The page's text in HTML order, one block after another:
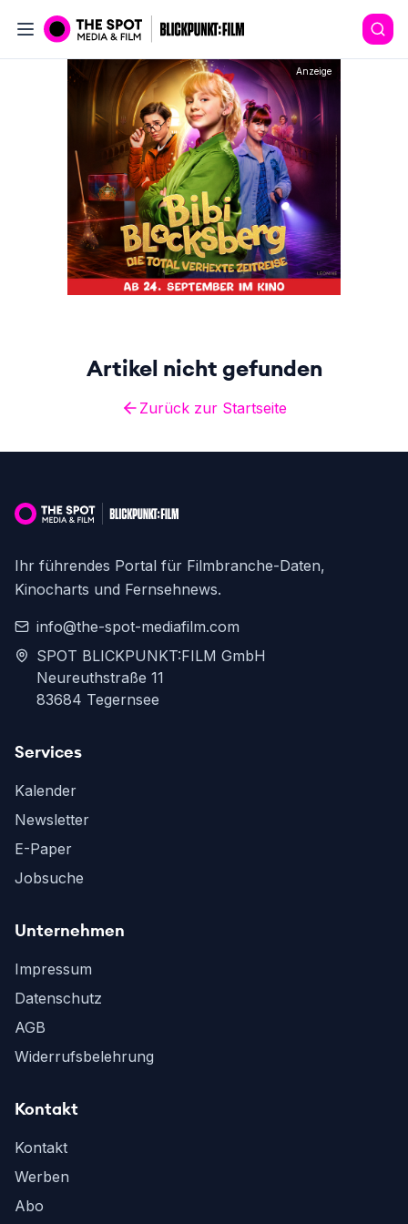
Anzeige
Artikel nicht gefunden
Zurück zur Startseite
Ihr führendes Portal für Filmbranche-Daten,
Kinocharts und Fernsehnews.
info@the-spot-mediafilm.com
SPOT BLICKPUNKT:FILM GmbH
Neureuthstraße 11
83684 Tegernsee
Services
Kalender
Newsletter
E-Paper
Jobsuche
Unternehmen
Impressum
Datenschutz
AGB
Widerrufsbelehrung
Kontakt
Kontakt
Werben
Abo